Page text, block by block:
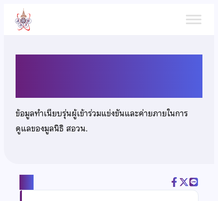
เนื้อหา
ข้อมูลทำเนียบรุ่นผู้เข้าร่วมแข่งขันและค่ายภายในการ
ดูแลของมูลนิธิ สอวน.